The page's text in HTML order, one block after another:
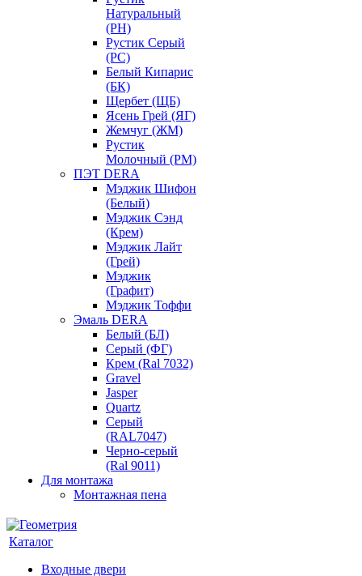
Натуральный
(РН)
Рустик Серый
(РС)
Белый Кипарис
(БК)
Щербет (ЩБ)
Ясень Грей (ЯГ)
Жемчуг (ЖМ)
Рустик
Молочный (РМ)
ПЭТ DERA
Мэджик Шифон
(Белый)
Мэджик Сэнд
(Крем)
Мэджик Лайт
(Грей)
Мэджик
(Графит)
Мэджик Тоффи
Эмаль DERA
Белый (БЛ)
Серый (ФГ)
Крем (Ral 7032)
Gravel
Jasper
Quartz
Серый
(RAL7047)
Черно-серый
(Ral 9011)
Для монтажа
Монтажная пена
Каталог
Входные двери